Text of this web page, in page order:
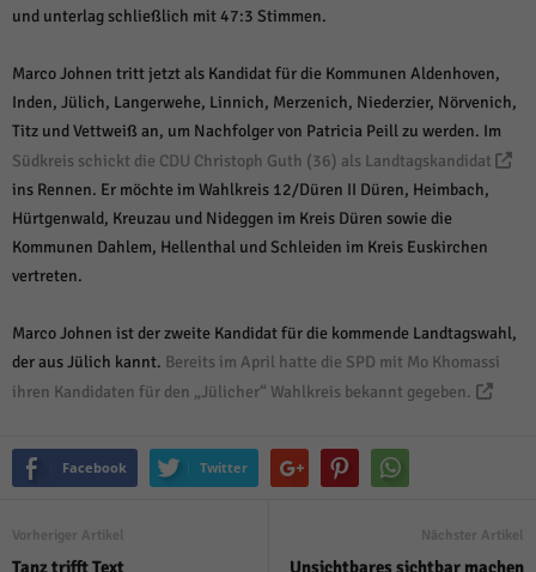
und unterlag schließlich mit 47:3 Stimmen.
Marco Johnen tritt jetzt als Kandidat für die Kommunen Aldenhoven,
Inden, Jülich, Langerwehe, Linnich, Merzenich, Niederzier, Nörvenich,
Titz und Vettweiß an, um Nachfolger von Patricia Peill zu werden. Im
Südkreis schickt die CDU Christoph Guth (36) als Landtagskandidat
ins Rennen. Er möchte im Wahlkreis 12/Düren II Düren, Heimbach,
Hürtgenwald, Kreuzau und Nideggen im Kreis Düren sowie die
Kommunen Dahlem, Hellenthal und Schleiden im Kreis Euskirchen
vertreten.
Marco Johnen ist der zweite Kandidat für die kommende Landtagswahl,
der aus Jülich kannt. Bereits im April hatte die SPD mit Mo Khomassi
ihren Kandidaten für den „Jülicher“ Wahlkreis bekannt gegeben.
Facebook Twitter
Vorheriger Artikel Nächster Artikel